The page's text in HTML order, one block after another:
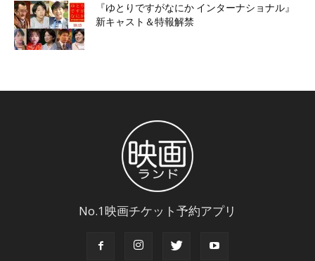
『ゆとりですがなにか インターナショナル』
新キャスト＆特報解禁
No.1映画チケット予約アプリ